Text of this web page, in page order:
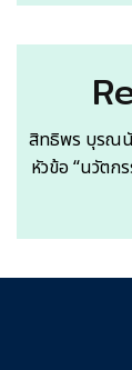
สิทธิพร บุรณ
หัวข้อ “นวัตก